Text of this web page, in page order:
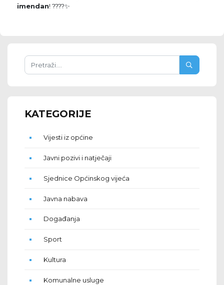
imendan! ????✨
KATEGORIJE
Vijesti iz općine
Javni pozivi i natječaji
Sjednice Općinskog vijeća
Javna nabava
Događanja
Sport
Kultura
Komunalne usluge